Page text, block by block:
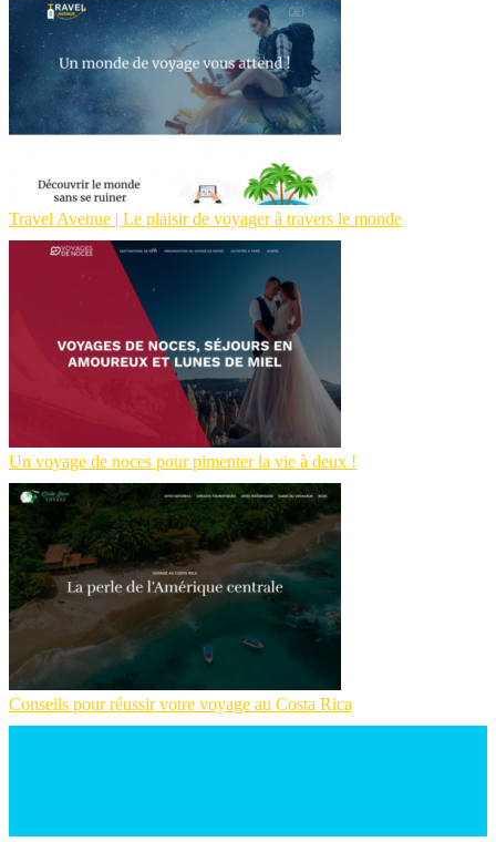
Travel Avenue | Le plaisir de voyager à travers le monde
Un voyage de noces pour pimenter la vie à deux !
Conseils pour réussir votre voyage au Costa Rica